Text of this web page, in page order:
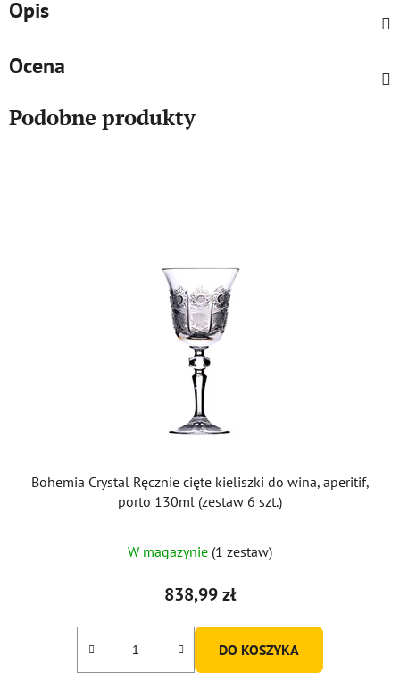
Opis
Ocena
Podobne produkty
Bohemia Crystal Ręcznie cięte kieliszki do wina, aperitif,
porto 130ml (zestaw 6 szt.)
W magazynie (1 zestaw)
838,99 zł
DO KOSZYKA